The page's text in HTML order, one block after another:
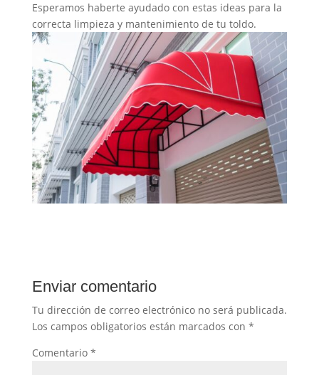
Esperamos haberte ayudado con estas ideas para la
correcta limpieza y mantenimiento de tu toldo.
Enviar comentario
Tu dirección de correo electrónico no será publicada.
Los campos obligatorios están marcados con *
Comentario *